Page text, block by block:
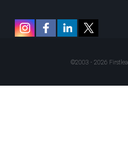
©2003 - 2026